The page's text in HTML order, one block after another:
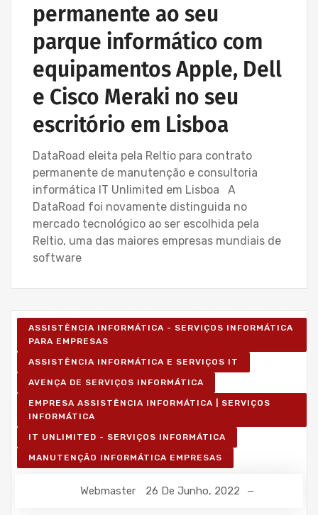
permanente ao seu
parque informático com
equipamentos Apple, Dell
e Cisco Meraki no seu
escritório em Lisboa
DataRoad eleita pela Reltio para contrato
permanente de manutenção e consultoria
informática IT Unlimited em Lisboa A
DataRoad foi novamente distinguida no
mercado tecnológico ao ser escolhida pela
Reltio, uma das maiores empresas mundiais de
software
ASSISTÊNCIA INFORMÁTICA - SERVIÇOS INFORMÁTICA
PARA EMPRESAS
ASSISTÊNCIA INFORMÁTICA E SERVIÇOS IT
AVENÇA DE SERVIÇOS INFORMÁTICA
EMPRESA ASSISTÊNCIA INFORMÁTICA | SERVIÇOS
INFORMÁTICA
IT UNLIMITED - SERVIÇOS INFORMÁTICA
MANUTENÇÃO INFORMÁTICA EMPRESAS
Webmaster 26 De Junho, 2022